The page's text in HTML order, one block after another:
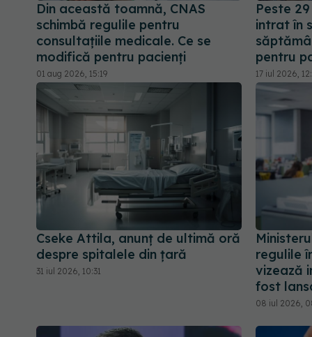
Din această toamnă, CNAS
schimbă regulile pentru
consultațiile medicale. Ce se
modifică pentru pacienți
01 aug 2026, 15:19
Peste
intrat în
pentru
17 iul 2026,
Cseke Attila, anunț de ultimă oră
despre spitalele din țară
31 iul 2026, 10:31
regulile
vizează
fost
08 iul 2026,